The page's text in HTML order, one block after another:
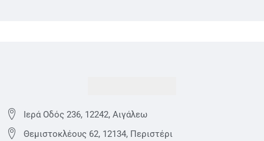
Ιερά Οδός 236, 12242, Αιγάλεω
Θεμιστoκλέους 62, 12134, Περιστέρι